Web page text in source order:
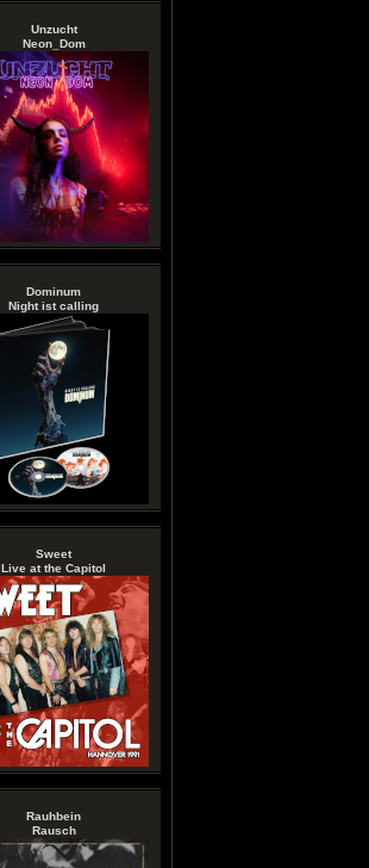
Unzucht
Neon_Dom
Dominum
Night ist calling
Sweet
Live at the Capitol
Rauhbein
Rausch